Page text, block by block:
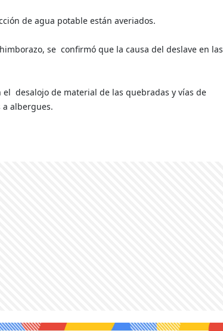
de agua potable están averiados.
se confirmó que la causa del deslave en las
desalojo de material de las quebradas y vías de
a albergues.